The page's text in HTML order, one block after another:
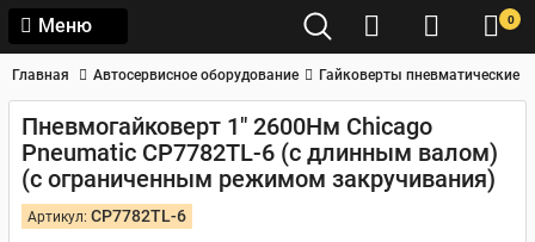
Меню 0
Главная Автосервисное оборудование Гайковерты пневматические
Пневмогайковерт 1" 2600Нм Chicago
Pneumatic CP7782TL-6 (с длинным валом)
(с ограниченным режимом закручивания)
Артикул: CP7782TL-6